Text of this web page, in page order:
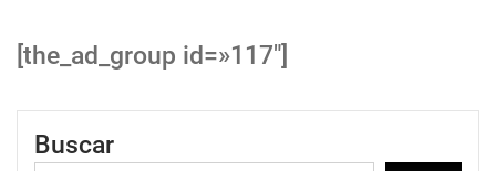
[the_ad_group id=»117″]
Buscar